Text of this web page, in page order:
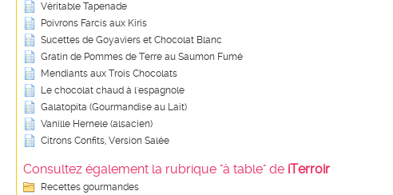
Véritable Tapenade
Poivrons Farcis aux Kiris
Sucettes de Goyaviers et Chocolat Blanc
Gratin de Pommes de Terre au Saumon Fumé
Mendiants aux Trois Chocolats
Le chocolat chaud à l'espagnole
Galatopita (Gourmandise au Lait)
Vanille Hernele (alsacien)
Citrons Confits, Version Salée
Consultez également la rubrique "à table" de iTerroir
Recettes gourmandes